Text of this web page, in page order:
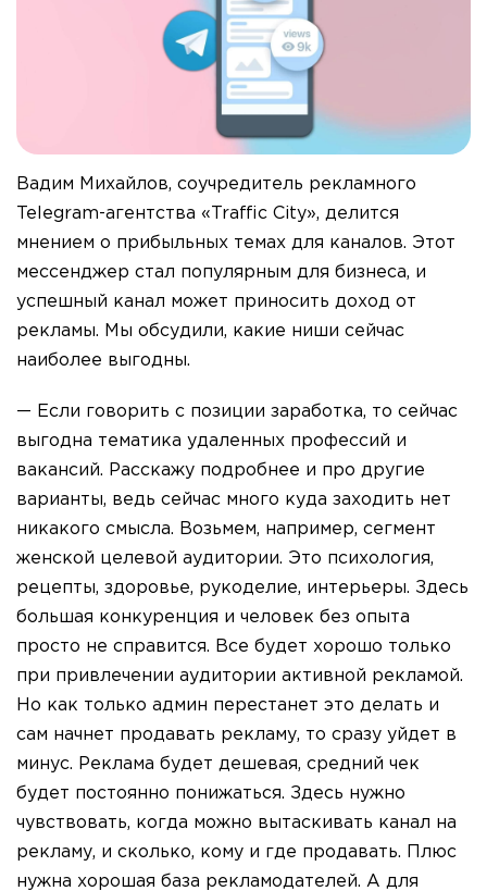
Вадим Михайлов, соучредитель рекламного
Telegram-агентства «Traffic City», делится
мнением о прибыльных темах для каналов. Этот
мессенджер стал популярным для бизнеса, и
успешный канал может приносить доход от
рекламы. Мы обсудили, какие ниши сейчас
наиболее выгодны.
— Если говорить с позиции заработка, то сейчас
выгодна тематика удаленных профессий и
вакансий. Расскажу подробнее и про другие
варианты, ведь сейчас много куда заходить нет
никакого смысла. Возьмем, например, сегмент
женской целевой аудитории. Это психология,
рецепты, здоровье, рукоделие, интерьеры. Здесь
большая конкуренция и человек без опыта
просто не справится. Все будет хорошо только
при привлечении аудитории активной рекламой.
Но как только админ перестанет это делать и
сам начнет продавать рекламу, то сразу уйдет в
минус. Реклама будет дешевая, средний чек
будет постоянно понижаться. Здесь нужно
чувствовать, когда можно вытаскивать канал на
рекламу, и сколько, кому и где продавать. Плюс
нужна хорошая база рекламодателей. А для